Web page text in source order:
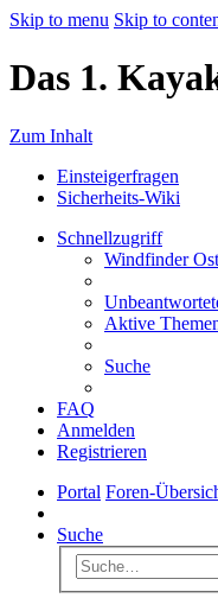
Skip to menu Skip to
Das 1.
Zum Inhalt
Einsteigerfragen
Sicherheits-Wiki
Schnellzugriff
Windfinder
Aktive
Suche
FAQ
Anmelden
Registrieren
Portal Foren-
Suche